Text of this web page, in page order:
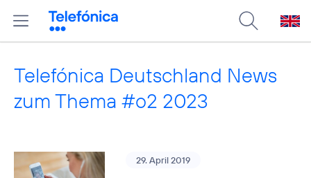
Telefónica Deutschland News
zum Thema #o2 2023
29. April 2019